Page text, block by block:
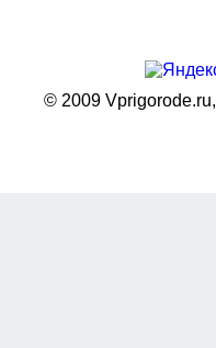
© 2009 Vprigorode.ru,